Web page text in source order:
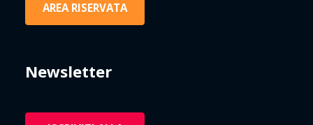
AREA RISERVATA
Newsletter